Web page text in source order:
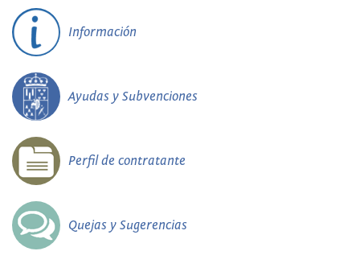
Información
Ayudas y Subvenciones
Perfil de contratante
Quejas y Sugerencias